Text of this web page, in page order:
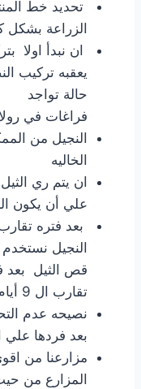
تحديد خط
الزراعة بشكل
ان نبدأ اولا
يعقبه تركيب
حالة تواجد
فراغات في
النجيل من
الخاليه
ان يتم ري
علي أن يكون الري بين3 ألي
النجيل
قص الثيل بعد
تقارب ال 9 أيام
نصيحه عدم
بعد فردها علي الأرض
مزارعنا من
المزارع من